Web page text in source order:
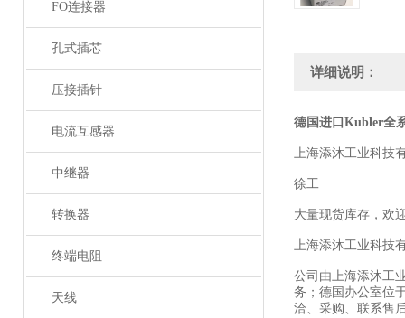
FO连接器
孔式插芯
压接插针
电流互感器
中继器
转换器
终端电阻
天线
详细说明：
德国进口Kubler全
上海添沐工业科技
徐工
大量现货库存，欢
上海添沐工业科技
公司由上海添沐工
务；德国办公室位
洽、采购、联系售